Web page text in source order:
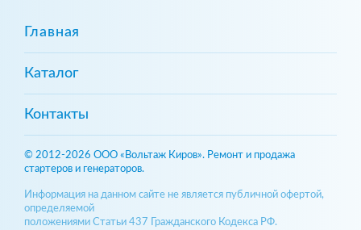
Главная
Каталог
Контакты
© 2012-2026 ООО «Вольтаж Киров». Ремонт и продажа
стартеров и генераторов.
Информация на данном сайте не является публичной офертой,
определяемой
положениями Статьи 437 Гражданского Кодекса РФ.